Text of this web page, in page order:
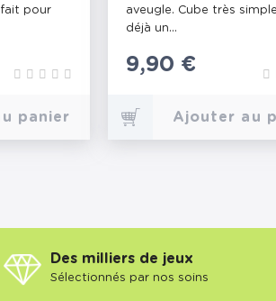
pour
panier
aveugle. Cube très
déjà un...
Prix
9,90 €
Ajouter au
Des milliers de jeux
Sélectionnés par nos soins